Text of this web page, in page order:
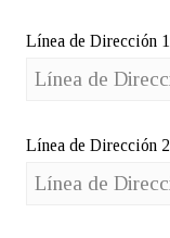
Línea de Dirección
Línea de Dirección 2